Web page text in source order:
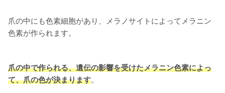
爪の中にも色素細胞があり、メラノサイトによってメラニン
色素が作られます。
爪の中で作られる、遺伝の影響を受けたメラニン色素によっ
て、爪の色が決まります。